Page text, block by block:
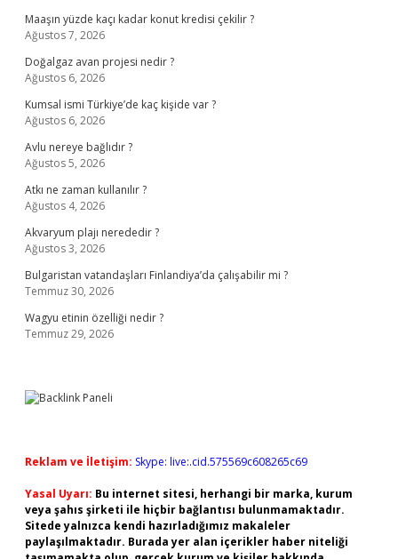
Maaşın yüzde kaçı kadar konut kredisi çekilir ?
Ağustos 7, 2026
Doğalgaz avan projesi nedir ?
Ağustos 6, 2026
Kumsal ismi Türkiye’de kaç kişide var ?
Ağustos 6, 2026
Avlu nereye bağlıdır ?
Ağustos 5, 2026
Atkı ne zaman kullanılır ?
Ağustos 4, 2026
Akvaryum plajı nerededir ?
Ağustos 3, 2026
Bulgaristan vatandaşları Finlandiya’da çalışabilir mi ?
Temmuz 30, 2026
Wagyu etinin özelliği nedir ?
Temmuz 29, 2026
Reklam ve İletişim: Skype: live:.cid.575569c608265c69
Yasal Uyarı: Bu internet sitesi, herhangi bir marka, kurum
veya şahıs şirketi ile hiçbir bağlantısı bulunmamaktadır.
Sitede yalnızca kendi hazırladığımız makaleler
paylaşılmaktadır. Burada yer alan içerikler haber niteliği